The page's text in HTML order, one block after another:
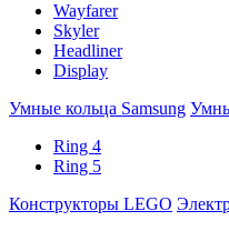
Wayfarer
Skyler
Headliner
Display
Умные кольца Samsung
Ring 4
Ring 5
Конструкторы LEGO